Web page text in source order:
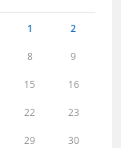
1 2
8 9
15 16
22 23
29 30